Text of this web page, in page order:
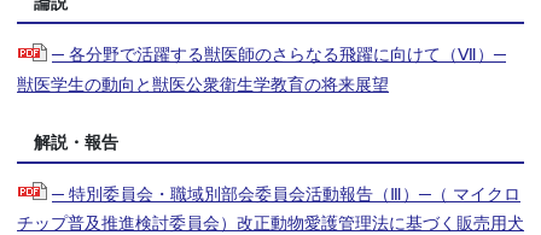
─ 各分野で活躍する獣医師のさらなる飛躍に向けて（Ⅶ）─
獣医学生の動向と獣医公衆衛生学教育の将来展望
解説・報告
─ 特別委員会・職域別部会委員会活動報告（Ⅲ）─（ マイクロ
チップ普及推進検討委員会）改正動物愛護管理法に基づく販売用犬